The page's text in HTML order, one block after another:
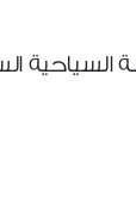
السياحية